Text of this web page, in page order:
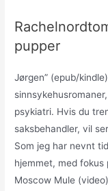
pupper
Jørgen” (epub/
psykiatri. Hvis du
saksbehandler, vil
Som jeg har nevnt
hjemmet, med fokus
Moscow Mule